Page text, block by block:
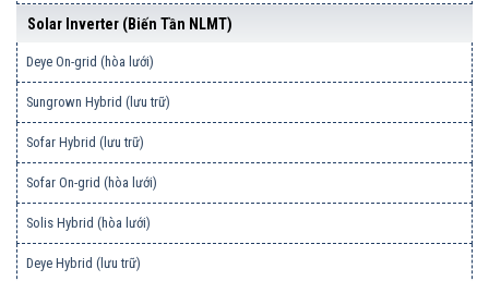
Solar Inverter (biến Tần NLMT)
Deye On-grid (hòa lưới)
Sungrown Hybrid (lưu trữ)
Sofar Hybrid (lưu trữ)
Sofar On-grid (hòa lưới)
Solis Hybrid (hòa lưới)
Deye Hybrid (lưu trữ)